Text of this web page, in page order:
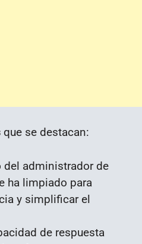
que se destacan:
del administrador de
ha limpiado para
y simplificar el
de respuesta